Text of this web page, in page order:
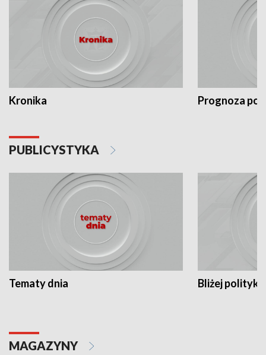
Kronika Prognoza
PUBLICYSTYKA
Tematy dnia Bliżej polityki
MAGAZYNY